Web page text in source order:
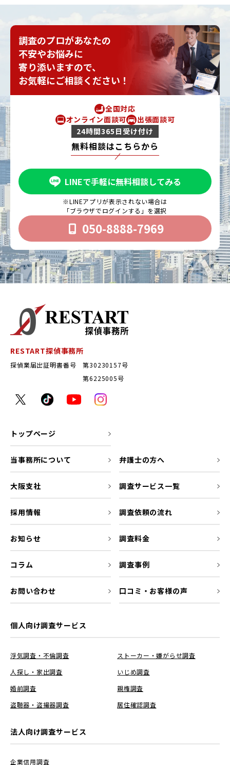
調査のプロがあなたの
不安やお悩みに
寄り添いますので、
お気軽にご相談ください！
全国対応
オンライン面談可
出張面談可
24時間365日受け付け
無料相談はこちらから
LINEで手軽に無料相談してみる
※LINEアプリが表示されない場合は
「ブラウザでログインする」を選択
050-8888-7969
RESTART探偵事務所
探偵業届出証明書番号 第30230157号
第6225005号
トップページ
当事務所について 弁護士の方へ
大阪支社 調査サービス一覧
採用情報 調査依頼の流れ
お知らせ 調査料金
コラム 調査事例
お問い合わせ 口コミ・お客様の声
個人向け調査サービス
浮気調査・不倫調査
ストーカー・嫌がらせ調査
人探し・家出調査
いじめ調査
婚前調査
親権調査
盗聴器・盗撮器調査
居住確認調査
法人向け調査サービス
企業信用調査